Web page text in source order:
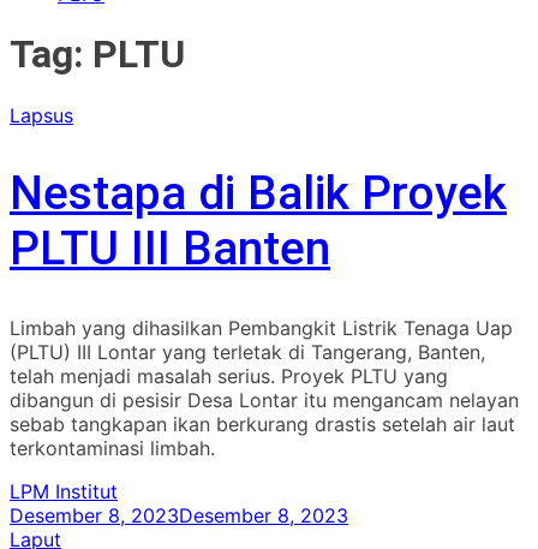
Tag: PLTU
Lapsus
Nestapa di Balik Proyek
PLTU III Banten
Limbah yang dihasilkan Pembangkit Listrik Tenaga Uap
(PLTU) III Lontar yang terletak di Tangerang, Banten,
telah menjadi masalah serius. Proyek PLTU yang
dibangun di pesisir Desa Lontar itu mengancam nelayan
sebab tangkapan ikan berkurang drastis setelah air laut
terkontaminasi limbah.
LPM Institut
Desember 8, 2023Desember 8, 2023
Laput